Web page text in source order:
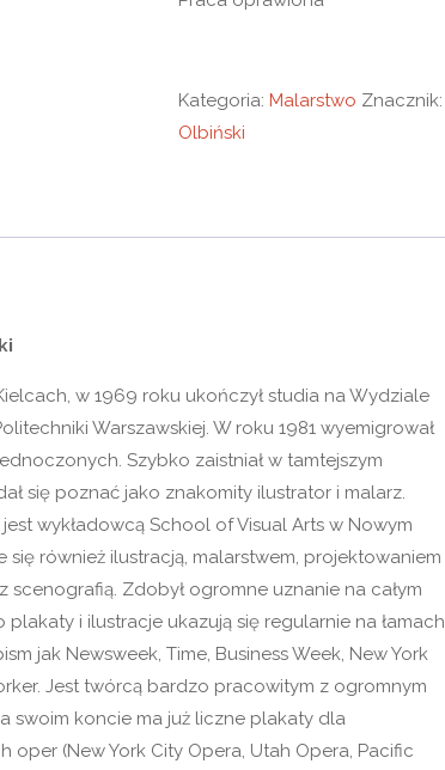
Kategoria: Malarstwo Znacznik:
Olbiński
w 1969 roku ukończył studia na Wydziale
Warszawskiej. W roku 1981 wyemigrował
Szybko zaistniał w tamtejszym
się poznać jako znakomity ilustrator i malarz.
wykładowcą School of Visual Arts w Nowym
się również ilustracją, malarstwem, projektowaniem
scenografią. Zdobył ogromne uznanie na całym
plakaty i ilustracje ukazują się regularnie na łamach
jak Newsweek, Time, Business Week, New York
Jest twórcą bardzo pracowitym z ogromnym
swoim koncie ma już liczne plakaty dla
oper (New York City Opera, Utah Opera, Pacific